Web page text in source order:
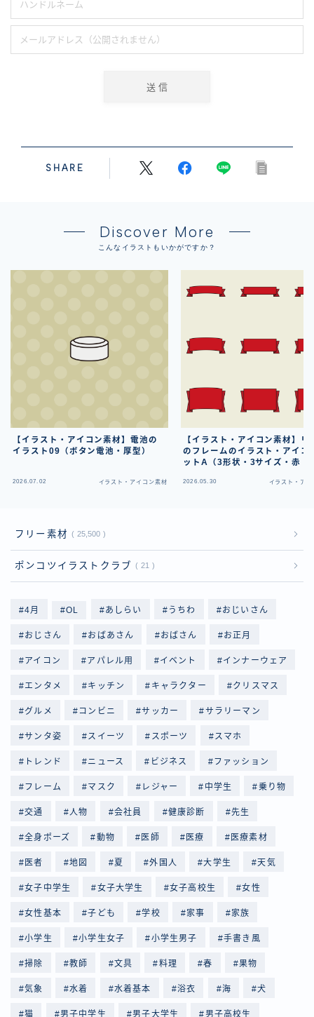
SHARE
Discover More
こんなイラストもいかがですか？
【イラスト・アイコン素材】電池の
イラスト09（ボタン電池・厚型）
2026.07.02 イラスト・アイコン素材
【イラスト・アイコン素材】リ
のフレームのイラスト・アイコ
ットA（3形状・3サイズ・赤・
2026.05.30 イラスト・ア
フリー素材 25,500
ポンコツイラストクラブ 21
4月 OL あしらい うちわ おじいさん
おじさん おばあさん おばさん お正月
アイコン アパレル用 イベント インナーウェア
エンタメ キッチン キャラクター クリスマス
グルメ コンビニ サッカー サラリーマン
サンタ姿 スイーツ スポーツ スマホ
トレンド ニュース ビジネス ファッション
フレーム マスク レジャー 中学生 乗り物
交通 人物 会社員 健康診断 先生
全身ポーズ 動物 医師 医療 医療素材
医者 地図 夏 外国人 大学生 天気
女子中学生 女子大学生 女子高校生 女性
女性基本 子ども 学校 家事 家族
小学生 小学生女子 小学生男子 手書き風
掃除 教師 文具 料理 春 果物
気象 水着 水着基本 浴衣 海 犬
猫 男子中学生 男子大学生 男子高校生